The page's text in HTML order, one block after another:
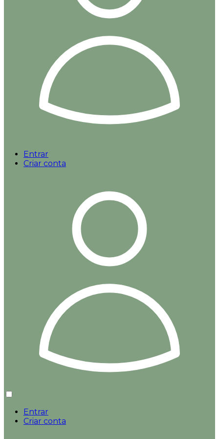
Entrar
Criar conta
Entrar
Criar conta